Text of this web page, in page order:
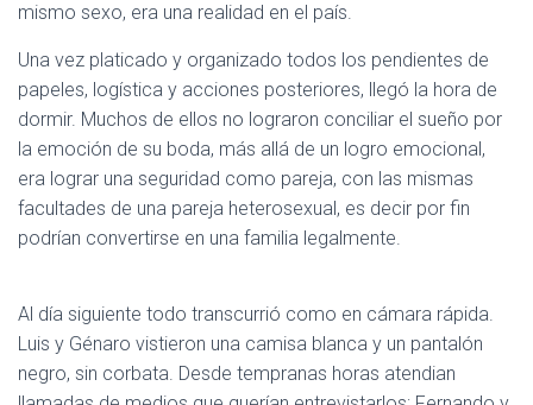
mismo sexo, era una realidad en el país.
Una vez platicado y organizado todos los pendientes de
papeles, logística y acciones posteriores, llegó la hora de
dormir. Muchos de ellos no lograron conciliar el sueño por
la emoción de su boda, más allá de un logro emocional,
era lograr una seguridad como pareja, con las mismas
facultades de una pareja heterosexual, es decir por fin
podrían convertirse en una familia legalmente.
Al día siguiente todo transcurrió como en cámara rápida.
Luis y Génaro vistieron una camisa blanca y un pantalón
negro, sin corbata. Desde tempranas horas atendian